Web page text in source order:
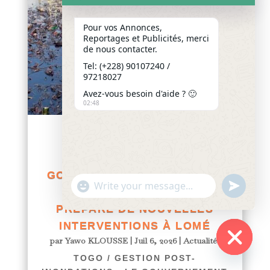
GOUVERNEMENT INTENSIFIE
LES INSPECTIONS ET
PRÉPARE DE NOUVELLES
INTERVENTIONS À LOMÉ
parYawo KLOUSSE| Juil 6, 2026|Actualités
TOGO / GESTION POST-
Pour vos Annonces,
Reportages et Publicités, merci
de nous contacter.
Tel: (+228) 90107240 /
97218027
Avez-vous besoin d'aide ? 🙂
02:48
"+chaty_settings.lang.emoji_picker+"
WhatsApp
undefined